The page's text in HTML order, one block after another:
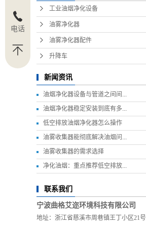
工业油烟净化设备
油雾净化器
油雾净化器配件
升降车
新闻资讯
油烟净化器设备与管道之间间...
油烟净化器稳定安装到底有多...
低空排放油烟净化器怎么操作
油雾收集器能彻底解决油烟问...
油雾收集器的需求选择
净化油烟：重点推荐低空排放...
联系我们
宁波曲格艾迩环境科技有限公司
地址：浙江省慈溪市周巷镇王丁小区21号
电话